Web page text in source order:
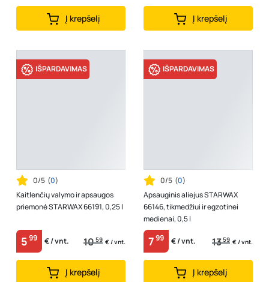
Į krepšelį Į krepšelį
IŠPARDAVIMAS
0/5 (0)
Kaitlenčių valymo ir apsaugos
priemonė STARWAX 66191, 0,25 l
599 € / vnt. 1059 € / vnt.
Į krepšelį
IŠPARDAVIMAS
0/5 (0)
Apsauginis aliejus STARWAX
66146, tikmedžiui ir egzotinei
medienai, 0,5 l
799 € / vnt. 1359 € / vnt.
Į krepšelį